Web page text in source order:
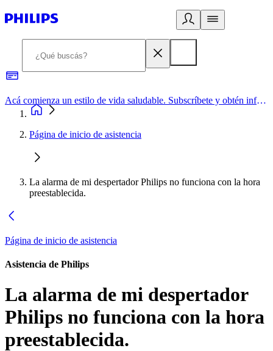
Acá comienza un estilo de vida saludable. Subscríbete y obtén información de primera mano
Página de inicio de asistencia
La alarma de mi despertador Philips no funciona con la hora
preestablecida.
Página de inicio de asistencia
Asistencia de Philips
La alarma de mi despertador
Philips no funciona con la hora
preestablecida.